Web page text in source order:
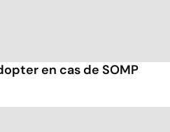
en cas de SOMP